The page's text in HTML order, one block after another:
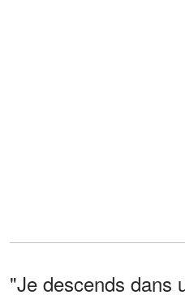
"Je descends dans